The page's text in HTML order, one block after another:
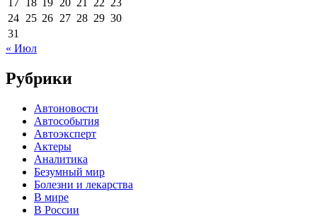
17 18 19 20 21 22 23
24 25 26 27 28 29 30
31
« Июл
Рубрики
Автоновости
Автособытия
Автоэксперт
Актеры
Аналитика
Безумный мир
Болезни и лекарства
В мире
В России